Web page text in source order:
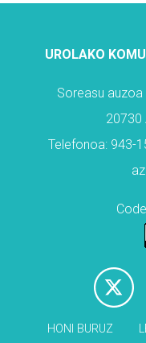
UROLAKO
Soreasu
20730
Telefonoa: 943-
HONI BURUZ